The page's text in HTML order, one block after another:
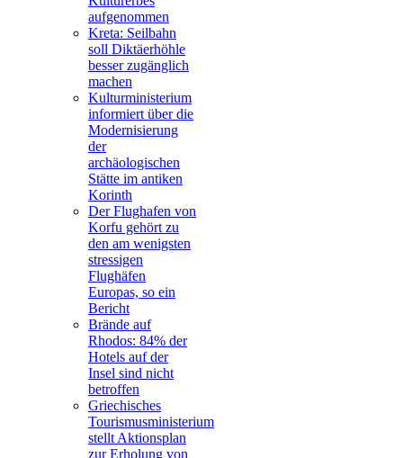
aufgenommen
Kreta: Seilbahn
soll Diktäerhöhle
besser zugänglich
machen
Kulturministerium
informiert über die
Modernisierung
der
archäologischen
Stätte im antiken
Korinth
Der Flughafen von
Korfu gehört zu
den am wenigsten
stressigen
Flughäfen
Europas, so ein
Bericht
Brände auf
Rhodos: 84% der
Hotels auf der
Insel sind nicht
betroffen
Griechisches
Tourismusministerium
stellt Aktionsplan
zur Erholung von